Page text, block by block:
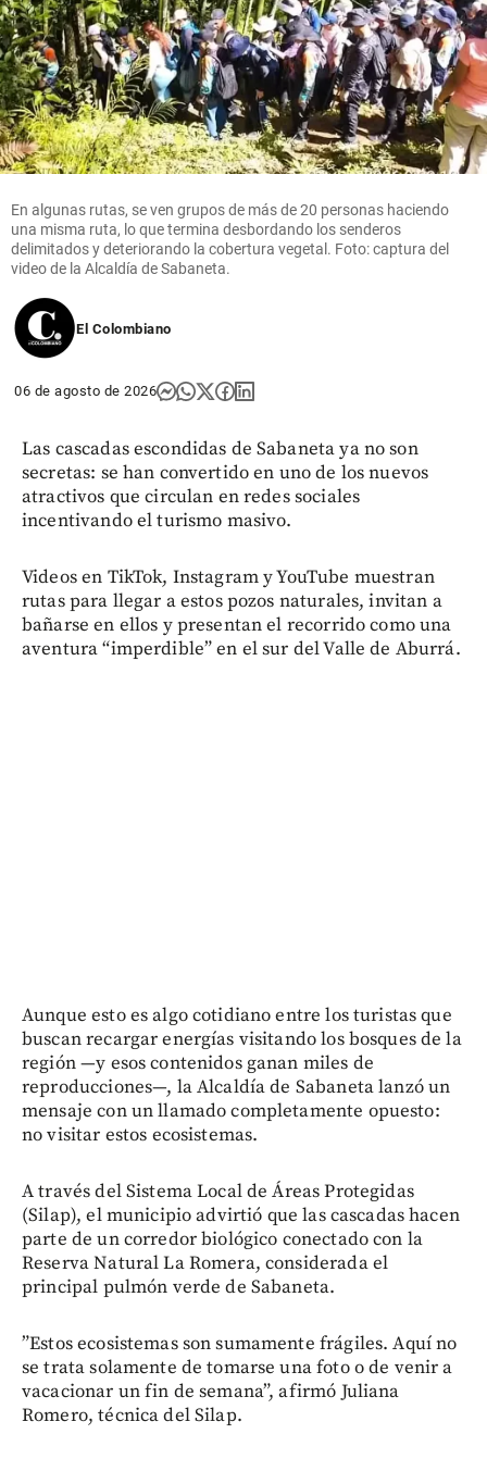
En algunas rutas, se ven grupos de más de 20 personas haciendo
una misma ruta, lo que termina desbordando los senderos
delimitados y deteriorando la cobertura vegetal. Foto: captura del
video de la Alcaldía de Sabaneta.
El Colombiano
06 de agosto de 2026
Las cascadas escondidas de Sabaneta ya no son
secretas: se han convertido en uno de los nuevos
atractivos que circulan en redes sociales
incentivando el turismo masivo.
Videos en TikTok, Instagram y YouTube muestran
rutas para llegar a estos pozos naturales, invitan a
bañarse en ellos y presentan el recorrido como una
aventura “imperdible” en el sur del Valle de Aburrá.
Aunque esto es algo cotidiano entre los turistas que
buscan recargar energías visitando los bosques de la
región —y esos contenidos ganan miles de
reproducciones—, la Alcaldía de Sabaneta lanzó un
mensaje con un llamado completamente opuesto:
no visitar estos ecosistemas.
A través del Sistema Local de Áreas Protegidas
(Silap), el municipio advirtió que las cascadas hacen
parte de un corredor biológico conectado con la
Reserva Natural La Romera, considerada el
principal pulmón verde de Sabaneta.
”Estos ecosistemas son sumamente frágiles. Aquí no
se trata solamente de tomarse una foto o de venir a
vacacionar un fin de semana”, afirmó Juliana
Romero, técnica del Silap.